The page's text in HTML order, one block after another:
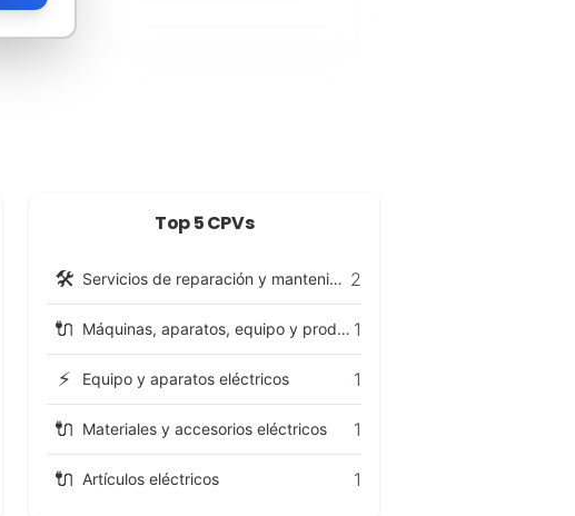
Top 5 CPVs
🛠️ Servicios de reparación y mantenimiento 2
🔌 Máquinas, aparatos, equipo y productos consumibles eléctricos; iluminación 1
⚡ Equipo y aparatos eléctricos 1
🔌 Materiales y accesorios eléctricos 1
🔌 Artículos eléctricos 1